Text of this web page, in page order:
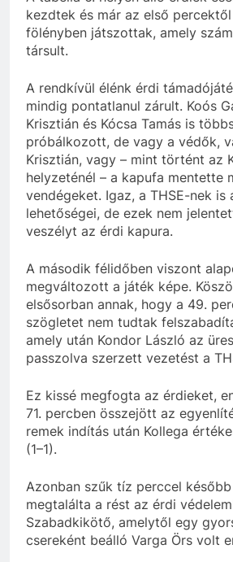
kezdtek és már az első
fölényben játszottak, amely
társult.
A rendkívül élénk érdi
mindig pontatlanul zárult. Koós
Krisztián és Kócsa Tamás is
próbálkozott, de vagy a védők,
Krisztián, vagy – mint történt az
helyzeténél – a kapufa mentette
vendégeket. Igaz, a THSE-nek is
lehetőségei, de ezek nem
veszélyt az érdi kapura.
A második félidőben viszont
megváltozott a játék képe.
elsősorban annak, hogy a 49.
szögletet nem tudtak
amely után Kondor László az
passzolva szerzett vezetést a
Ez kissé megfogta az érdieket,
71. percben összejött az
remek indítás után Kollega
(1–1).
Azonban szűk tíz perccel
megtalálta a rést az érdi
Szabadkikötő, amelytől egy
csereként beálló Varga Örs volt